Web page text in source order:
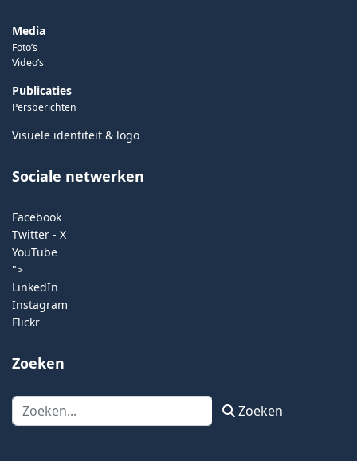
Media
Foto’s
Video’s
Publicaties
Persberichten
Visuele identiteit & logo
Sociale netwerken
Facebook
Twitter - X
YouTube
">
LinkedIn
Instagram
Flickr
Zoeken
Zoeken Zoeken